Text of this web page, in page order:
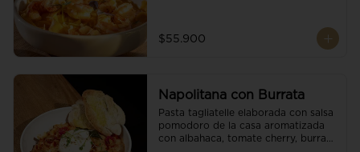
$55.900
Napolitana con Burrata
Pasta tagliatelle elaborada con salsa
pomodoro de la casa aromatizada
con albahaca, tomate cherry, burrata